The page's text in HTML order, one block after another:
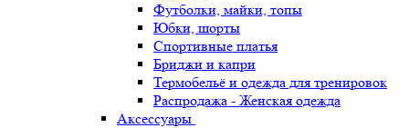
Футболки, майки, топы
Юбки, шорты
Спортивные платья
Бриджи и капри
Термобельё и одежда для тренировок
Распродажа - Женская одежда
Аксессуары